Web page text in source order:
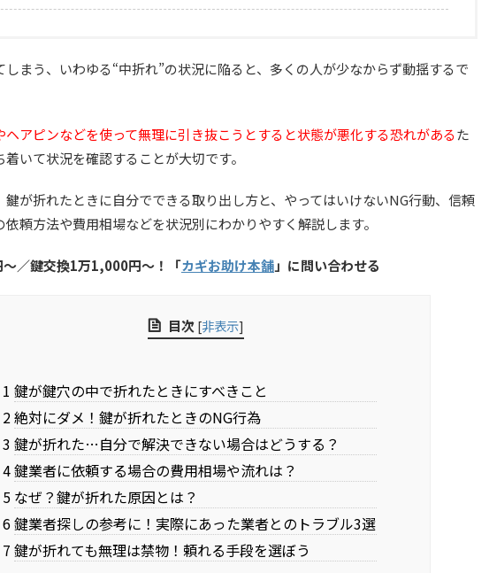
しまう、いわゆる“中折れ”の状況に陥ると、多くの人が少なからず動揺するで
ヘアピンなどを使って無理に引き抜こうとすると状態が悪化する恐れがあるた
いて状況を確認することが大切です。
鍵が折れたときに自分でできる取り出し方と、やってはいけないNG行動、信頼
依頼方法や費用相場などを状況別にわかりやすく解説します。
／鍵交換1万1,000円〜！「カギお助け本舗」に問い合わせる
目次 [非表示]
1 鍵が鍵穴の中で折れたときにすべきこと
2 絶対にダメ！鍵が折れたときのNG行為
3 鍵が折れた…自分で解決できない場合はどうする？
4 鍵業者に依頼する場合の費用相場や流れは？
5 なぜ？鍵が折れた原因とは？
6 鍵業者探しの参考に！実際にあった業者とのトラブル3選
7 鍵が折れても無理は禁物！頼れる手段を選ぼう